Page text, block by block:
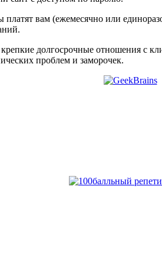
вам (ежемесячно или
долгосрочные отношения с
проблем и заморочек.